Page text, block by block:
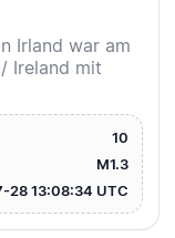
Irland war am
Ireland mit
10
M1.3
28 13:08:34 UTC